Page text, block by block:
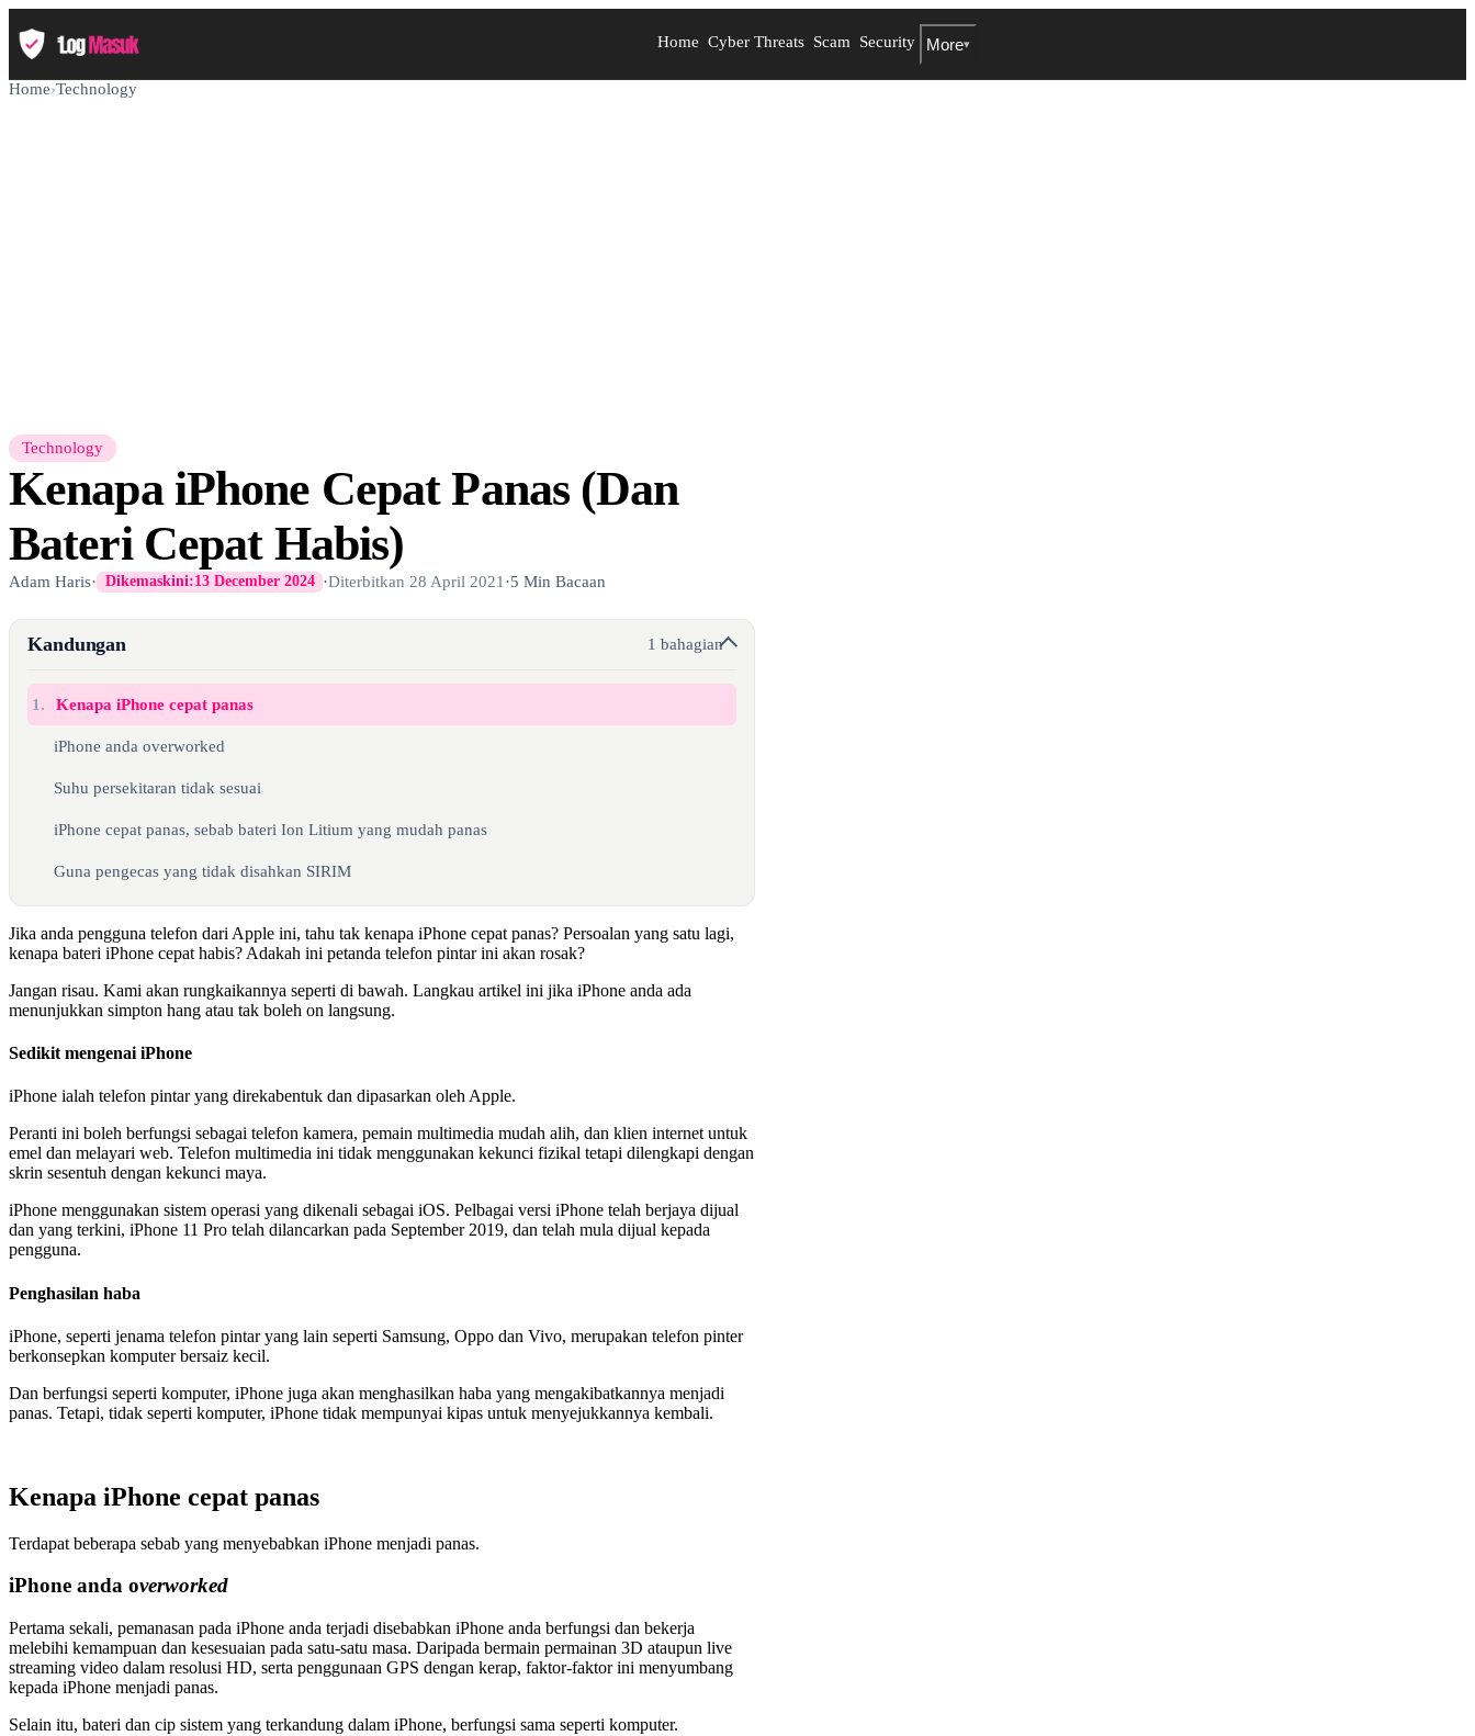
Home Cyber Threats Scam Security More▾
Home›Technology
Technology
Kenapa iPhone Cepat Panas (Dan
Bateri Cepat Habis)
Adam Haris· Dikemaskini:13 December 2024 ·Diterbitkan 28 April 2021 ·5 Min Bacaan
Kandungan 1 bahagian
1. Kenapa iPhone cepat panas
iPhone anda overworked
Suhu persekitaran tidak sesuai
iPhone cepat panas, sebab bateri Ion Litium yang mudah panas
Guna pengecas yang tidak disahkan SIRIM
Jika anda pengguna telefon dari Apple ini, tahu tak kenapa iPhone cepat panas? Persoalan yang satu lagi,
kenapa bateri iPhone cepat habis? Adakah ini petanda telefon pintar ini akan rosak?
Jangan risau. Kami akan rungkaikannya seperti di bawah. Langkau artikel ini jika iPhone anda ada
menunjukkan simpton hang atau tak boleh on langsung.
Sedikit mengenai iPhone
iPhone ialah telefon pintar yang direkabentuk dan dipasarkan oleh Apple.
Peranti ini boleh berfungsi sebagai telefon kamera, pemain multimedia mudah alih, dan klien internet untuk
emel dan melayari web. Telefon multimedia ini tidak menggunakan kekunci fizikal tetapi dilengkapi dengan
skrin sesentuh dengan kekunci maya.
iPhone menggunakan sistem operasi yang dikenali sebagai iOS. Pelbagai versi iPhone telah berjaya dijual
dan yang terkini, iPhone 11 Pro telah dilancarkan pada September 2019, dan telah mula dijual kepada
pengguna.
Penghasilan haba
iPhone, seperti jenama telefon pintar yang lain seperti Samsung, Oppo dan Vivo, merupakan telefon pinter
berkonsepkan komputer bersaiz kecil.
Dan berfungsi seperti komputer, iPhone juga akan menghasilkan haba yang mengakibatkannya menjadi
panas. Tetapi, tidak seperti komputer, iPhone tidak mempunyai kipas untuk menyejukkannya kembali.
Kenapa iPhone cepat panas
Terdapat beberapa sebab yang menyebabkan iPhone menjadi panas.
iPhone anda overworked
Pertama sekali, pemanasan pada iPhone anda terjadi disebabkan iPhone anda berfungsi dan bekerja
melebihi kemampuan dan kesesuaian pada satu-satu masa. Daripada bermain permainan 3D ataupun live
streaming video dalam resolusi HD, serta penggunaan GPS dengan kerap, faktor-faktor ini menyumbang
kepada iPhone menjadi panas.
Selain itu, bateri dan cip sistem yang terkandung dalam iPhone, berfungsi sama seperti komputer.